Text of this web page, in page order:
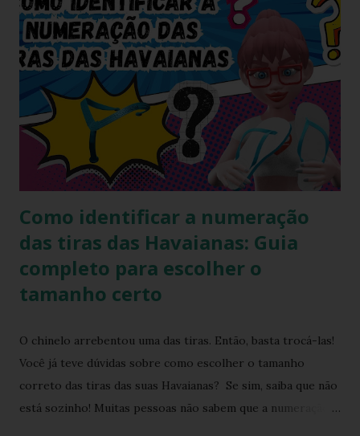
criatividade digital que está balançando as comunidades de
entusiastas: a Havaianas Tradicional Twist . Inspirada no
recente movimento do mercado de sandálias que viu o
surgimento de modelos com tiras estilizadas e
tridimensionais, este projeto conceitual chega para
resgatar a nostalgia e redefinir as expectativas visuais em
2026. A proposta equilibra perfeitamente o formato
clássico que deu início ao império da marca com uma ...
Como identificar a numeração
das tiras das Havaianas: Guia
completo para escolher o
tamanho certo
O chinelo arrebentou uma das tiras. Então, basta trocá-las!
Você já teve dúvidas sobre como escolher o tamanho
correto das tiras das suas Havaianas? Se sim, saiba que não
está sozinho! Muitas pessoas não sabem que a numeração